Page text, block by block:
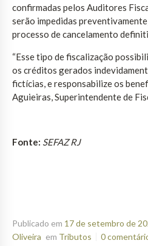
confirmadas pelos Auditores
serão impedidas
processo de cancelamento
“Esse tipo de fiscalização
os créditos gerados
fictícias, e responsabilize os
Aguieiras, Superintendente de
Fonte: SEFAZ RJ
Publicado em 17 de setembro de
Oliveira em Tributos 0